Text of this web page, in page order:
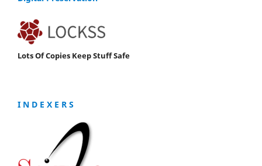
Lots Of Copies Keep Stuff Safe
I N D E X E R S